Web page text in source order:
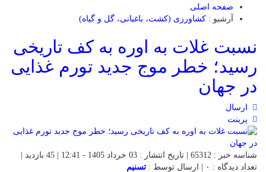
صفحه اصلی
آرشیو : کشاورزی (کشت، باغبانی، گل و گیاه)
نسبت غلات به اوره به کف تاریخی
رسید؛ خطر موج جدید تورم غذایی
در جهان
ارسال
پرینت
شناسه خبر : 65312 | تاریخ انتشار : 03 خرداد 1405 - 12:41 | 45 بازدید |
تعداد دیدگاه : ۰ | ارسال توسط : تسنیم